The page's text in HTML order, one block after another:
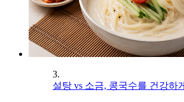
3.
설탕 vs 소금, 콩국수를 건강하